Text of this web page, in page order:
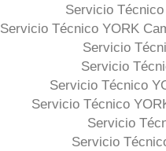
Servicio
Servicio Técnico YORK
Servicio
Servicio
Servicio Técnico
Servicio Técnico
Servicio
Servicio